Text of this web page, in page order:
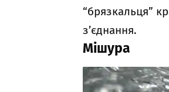
“брязкальця”
з’єднання.
Мішура